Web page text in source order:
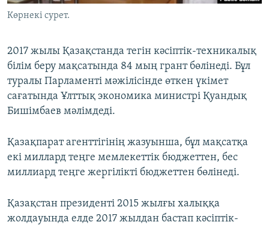
Көрнекі сурет.
2017 жылы Қазақстанда тегін кәсіптік-техникалық
білім беру мақсатында 84 мың грант бөлінеді. Бұл
туралы Парламенті мәжілісінде өткен үкімет
сағатында Ұлттық экономика министрі Қуандық
Бишімбаев мәлімдеді.
Қазақпарат агенттігінің жазуынша, бұл мақсатқа
екі миллард теңге мемлекеттік бюджеттен, бес
миллиард теңге жергілікті бюджеттен бөлінеді.
Қазақстан президенті 2015 жылғы халыққа
жолдауында елде 2017 жылдан бастап кәсіптік-